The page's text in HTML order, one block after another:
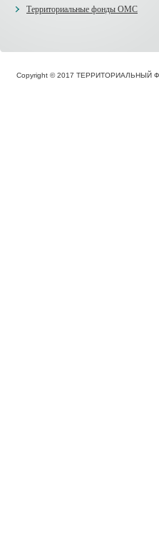
Территориальные фонды ОМС
Copyright © 2017